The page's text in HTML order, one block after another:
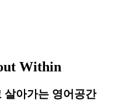
Within
살아가는 영어공간